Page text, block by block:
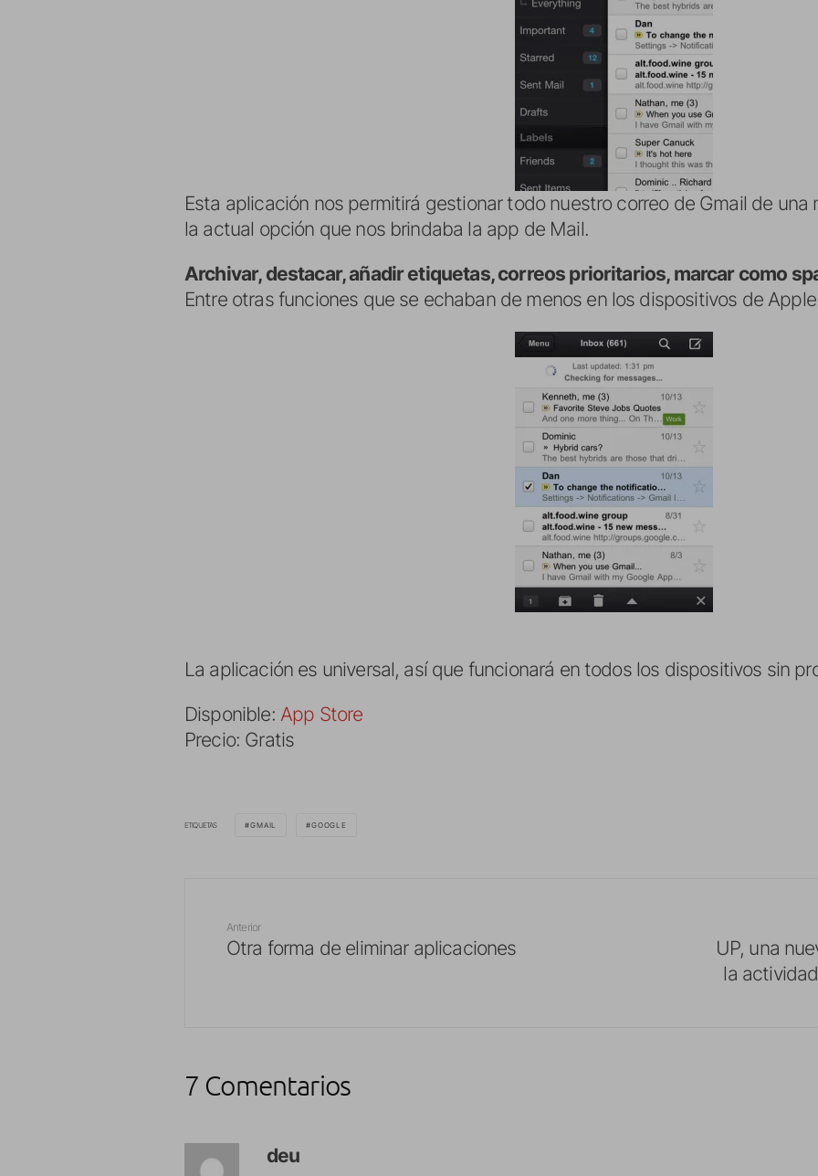
Esta aplicación nos permitirá gestionar todo nuestro correo de Gmail de una
la actual opción que nos brindaba la app de Mail.
Archivar, destacar, añadir etiquetas, correos prioritarios, marcar como
Entre otras funciones que se echaban de menos en los dispositivos de
La aplicación es universal, así que funcionará en todos los dispositivos sin
Disponible: App Store
Precio: Gratis
ETIQUETAS GMAIL GOOGLE
Anterior
Otra forma de eliminar aplicaciones
UP, una
la
7 Comentarios
deu